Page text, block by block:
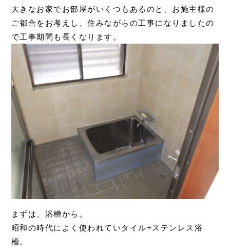
大きなお家でお部屋がいくつもあるのと、お施主様の
ご都合をお考えし、住みながらの工事になりましたの
で工事期間も長くなります。
まずは、浴槽から。
昭和の時代によく使われていタイル+ステンレス浴
槽。